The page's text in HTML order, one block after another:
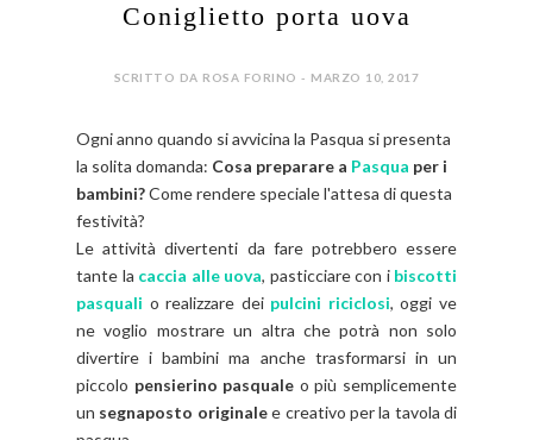
Coniglietto porta uova
SCRITTO DA ROSA FORINO - MARZO 10, 2017
Ogni anno quando si avvicina la Pasqua si presenta
la solita domanda: Cosa preparare a Pasqua per i
bambini?Come rendere speciale l'attesa di questa
festività?
Le attività divertenti da fare potrebbero essere
tante la caccia alle uova, pasticciare con i biscotti
pasquali o realizzare dei pulcini riciclosi, oggi ve
ne voglio mostrare un altra che potrà non solo
divertire i bambini ma anche trasformarsi in un
piccolo pensierino pasquale o più semplicemente
un segnaposto originalee creativo per la tavola di